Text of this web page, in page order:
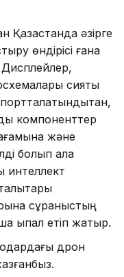
әзірге
өндірісі ғана
сияқты
компоненттер
және
болып қала
интеллект
сұраныстың
ықпал етіп жатыр.
дрон